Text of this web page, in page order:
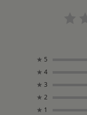
★ 5
★ 4
★ 3
★ 2
★ 1